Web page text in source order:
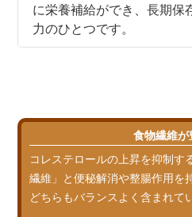
に栄養補給ができ、長期保
力のひとつです。
食物繊維が
コレステロールの上昇を抑制す
繊維」と便秘解消や整腸作用を
どちらもバランスよく含まれて